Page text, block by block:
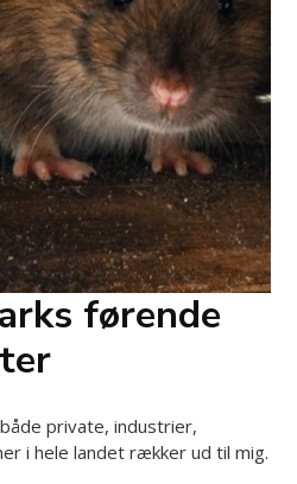
førende
private, industrier,
i hele landet rækker ud til mig.